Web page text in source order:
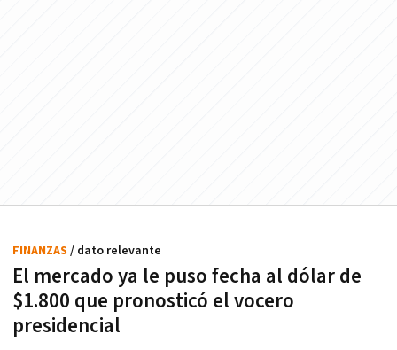
El mercado ya le puso fecha al dólar de
$1.800 que pronosticó el vocero
presidencial
FINANZAS / dato relevante